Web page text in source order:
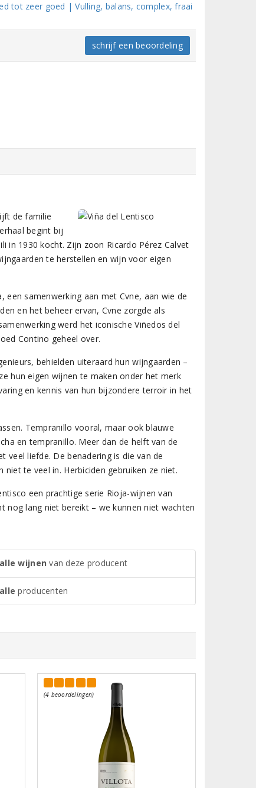
tot zeer goed | Vulling, balans, complex, fraai
schrijf een beoordeling
de familie
begint bij
in 1930 kocht. Zijn zoon Ricardo Pérez Calvet
te herstellen en wijn voor eigen
een samenwerking aan met Cvne, aan wie de
en het beheer ervan, Cvne zorgde als
werd het iconische Viñedos del
Contino geheel over.
behielden uiteraard hun wijngaarden –
hun eigen wijnen te maken onder het merk
en kennis van hun bijzondere terroir in het
Tempranillo vooral, maar ook blauwe
en tempranillo. Meer dan de helft van de
veel liefde. De benadering is die van de
te veel in. Herbiciden gebruiken ze niet.
een prachtige serie Rioja-wijnen van
nog lang niet bereikt – we kunnen niet wachten
wijnen van deze producent
producenten
(4 beoordelingen)